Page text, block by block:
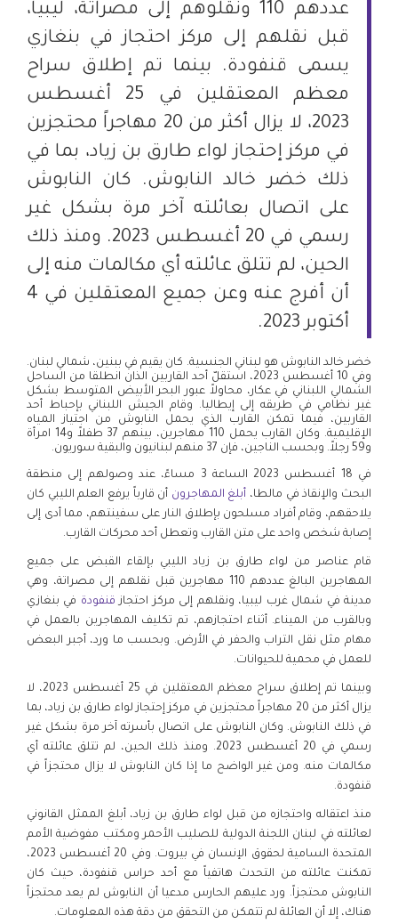
عددهم 110 ونقلوهم إلى مصراتة، ليبيا،
قبل نقلهم إلى مركز احتجاز في بنغازي
يسمى قنفودة. بينما تم إطلاق سراح
معظم المعتقلين في 25 أغسطس
2023، لا يزال أكثر من 20 مهاجراً محتجزين
في مركز إحتجاز لواء طارق بن زياد، بما في
ذلك خضر خالد النابوش. كان النابوش
على اتصال بعائلته آخر مرة بشكل غير
رسمي في 20 أغسطس 2023. ومنذ ذلك
الحين، لم تتلق عائلته أي مكالمات منه إلى
أن أفرج عنه وعن جميع المعتقلين في 4
أكتوبر 2023.
خضر خالد النابوش هو لبناني الجنسية. كان يقيم في ببنين، شمالي لبنان.
وفي 10 أغسطس 2023، استقلّ أحد القاربين الذان انطلقا من الساحل
الشمالي اللبناني في عكار، محاولاً عبور البحر الأبيض المتوسط بشكل
غير نظامي في طريقه إلى إيطاليا. وقام الجيش اللبناني بإحباط أحد
القاربين، فيما تمكن القارب الذي يحمل النابوش من اجتياز المياه
الإقليمية. وكان القارب يحمل 110 مهاجرين، بينهم 37 طفلاً و14 امرأة
و59 رجلاً. وبحسب الناجين، فإن 37 منهم لبنانيون والبقية سوريون.
في 18 أغسطس 2023 الساعة 3 مساءً، عند وصولهم إلى منطقة
البحث والإنقاذ في مالطا، أبلغ المهاجرون أن قارباً يرفع العلم الليبي كان
يلاحقهم، وقام أفراد مسلحون بإطلاق النار على سفينتهم، مما أدى إلى
إصابة شخص واحد على متن القارب وتعطل أحد محركات القارب.
قام عناصر من لواء طارق بن زياد الليبي بإلقاء القبض على جميع
المهاجرين البالغ عددهم 110 مهاجرين قبل نقلهم إلى مصراتة، وهي
مدينة في شمال غرب ليبيا، ونقلهم إلى مركز احتجاز قنفودة في بنغازي
وبالقرب من الميناء. أثناء احتجازهم، تم تكليف المهاجرين بالعمل في
مهام مثل نقل التراب والحفر في الأرض. وبحسب ما ورد، أجبر البعض
للعمل في محمية للحيوانات.
وبينما تم إطلاق سراح معظم المعتقلين في 25 أغسطس 2023، لا
يزال أكثر من 20 مهاجراً محتجزين في مركز إحتجاز لواء طارق بن زياد، بما
في ذلك النابوش. وكان النابوش على اتصال بأسرته آخر مرة بشكل غير
رسمي في 20 أغسطس 2023. ومنذ ذلك الحين، لم تتلق عائلته أي
مكالمات منه. ومن غير الواضح ما إذا كان النابوش لا يزال محتجزاً في
قنفودة.
منذ اعتقاله واحتجازه من قبل لواء طارق بن زياد، أبلغ الممثل القانوني
لعائلته في لبنان اللجنة الدولية للصليب الأحمر ومكتب مفوضية الأمم
المتحدة السامية لحقوق الإنسان في بيروت. وفي 20 أغسطس 2023،
تمكنت عائلته من التحدث هاتفياً مع أحد حراس قنفودة، حيث كان
النابوش محتجزاً. ورد عليهم الحارس مدعيا أن النابوش لم يعد محتجزاً
هناك، إلا أن العائلة لم تتمكن من التحقق من دقة هذه المعلومات.